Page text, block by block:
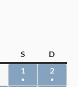
S
D
1
●
2
●